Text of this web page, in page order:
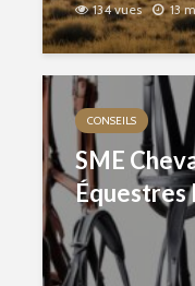
134 vues 13
CONSEILS
SME
Équestres